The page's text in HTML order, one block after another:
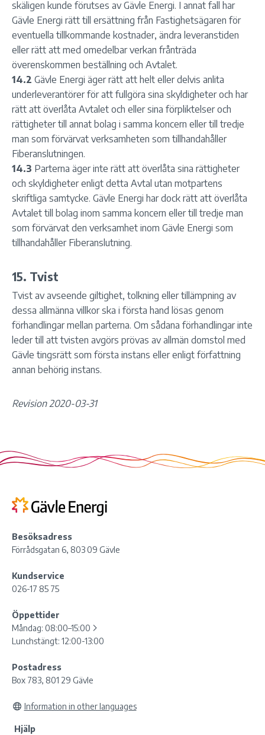
skäligen kunde förutses av Gävle Energi. I annat fall har
Gävle Energi rätt till ersättning från Fastighetsägaren för
eventuella tillkommande kostnader, ändra leveranstiden
eller rätt att med omedelbar verkan frånträda
överenskommen beställning och Avtalet.
14.2 Gävle Energi äger rätt att helt eller delvis anlita
underleverantörer för att fullgöra sina skyldigheter och har
rätt att överlåta Avtalet och eller sina förpliktelser och
rättigheter till annat bolag i samma koncern eller till tredje
man som förvärvat verksamheten som tillhandahåller
Fiberanslutningen.
14.3 Parterna äger inte rätt att överlåta sina rättigheter
och skyldigheter enligt detta Avtal utan motpartens
skriftliga samtycke. Gävle Energi har dock rätt att överlåta
Avtalet till bolag inom samma koncern eller till tredje man
som förvärvat den verksamhet inom Gävle Energi som
tillhandahåller Fiberanslutning.
15. Tvist
Tvist av avseende giltighet, tolkning eller tillämpning av
dessa allmänna villkor ska i första hand lösas genom
förhandlingar mellan parterna. Om sådana förhandlingar inte
leder till att tvisten avgörs prövas av allmän domstol med
Gävle tingsrätt som första instans eller enligt författning
annan behörig instans.
Revision 2020-03-31
Besöksadress
Förrådsgatan 6, 803 09 Gävle
Kundservice
026-17 85 75
Öppettider
Måndag: 08:00–15:00
Lunchstängt: 12:00-13:00
Postadress
Box 783, 801 29 Gävle
Information in other languages
Hjälp